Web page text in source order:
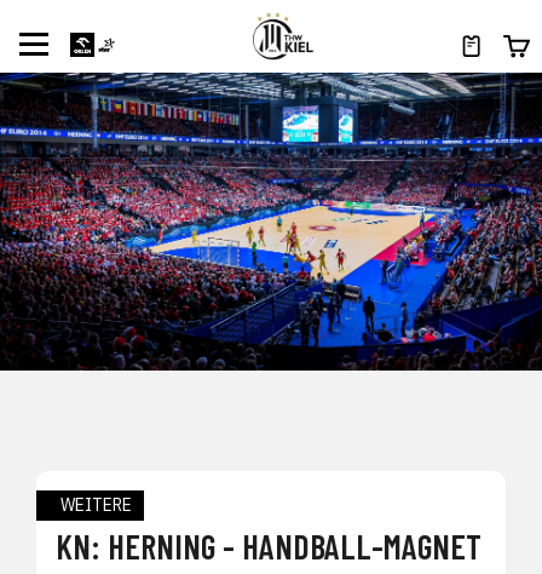
WEITERE
KN: HERNING - HANDBALL-MAGNET